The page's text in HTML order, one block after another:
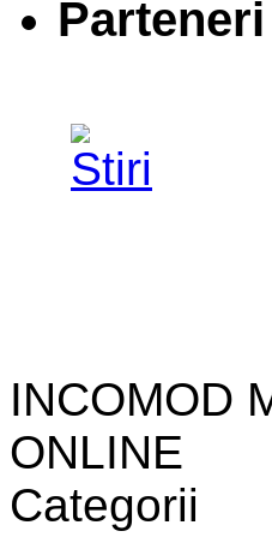
Parteneri
INCOMOD
ONLINE
Categorii